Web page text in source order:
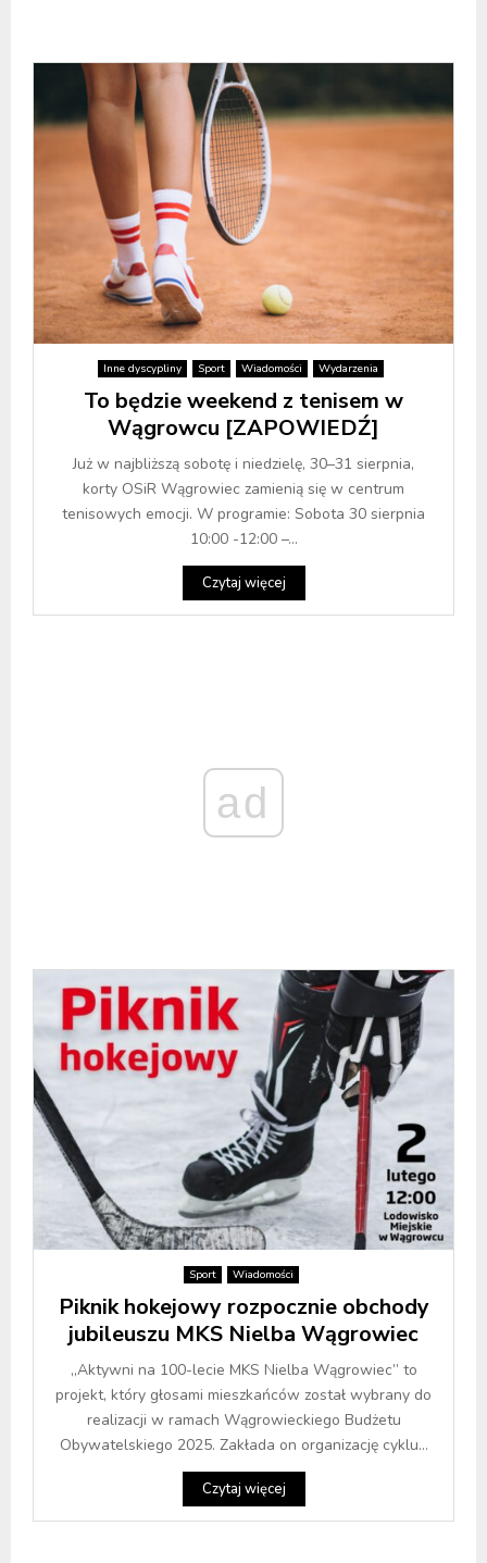
Inne dyscypliny Sport Wiadomości Wydarzenia
To będzie weekend z tenisem w
Wągrowcu [ZAPOWIEDŹ]
Już w najbliższą sobotę i niedzielę, 30–31 sierpnia,
korty OSiR Wągrowiec zamienią się w centrum
tenisowych emocji. W programie: Sobota 30 sierpnia
10:00 -12:00 –...
Czytaj więcej
ad
Sport Wiadomości
Piknik hokejowy rozpocznie obchody
jubileuszu MKS Nielba Wągrowiec
„Aktywni na 100-lecie MKS Nielba Wągrowiec” to
projekt, który głosami mieszkańców został wybrany do
realizacji w ramach Wągrowieckiego Budżetu
Obywatelskiego 2025. Zakłada on organizację cyklu...
Czytaj więcej